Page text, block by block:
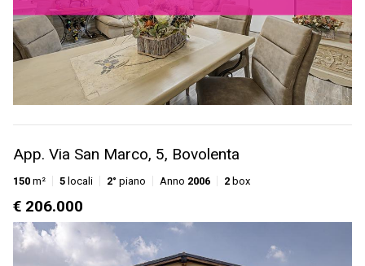
App. Via San Marco, 5, Bovolenta
150 m² 5 locali 2° piano Anno 2006 2 box
€ 206.000